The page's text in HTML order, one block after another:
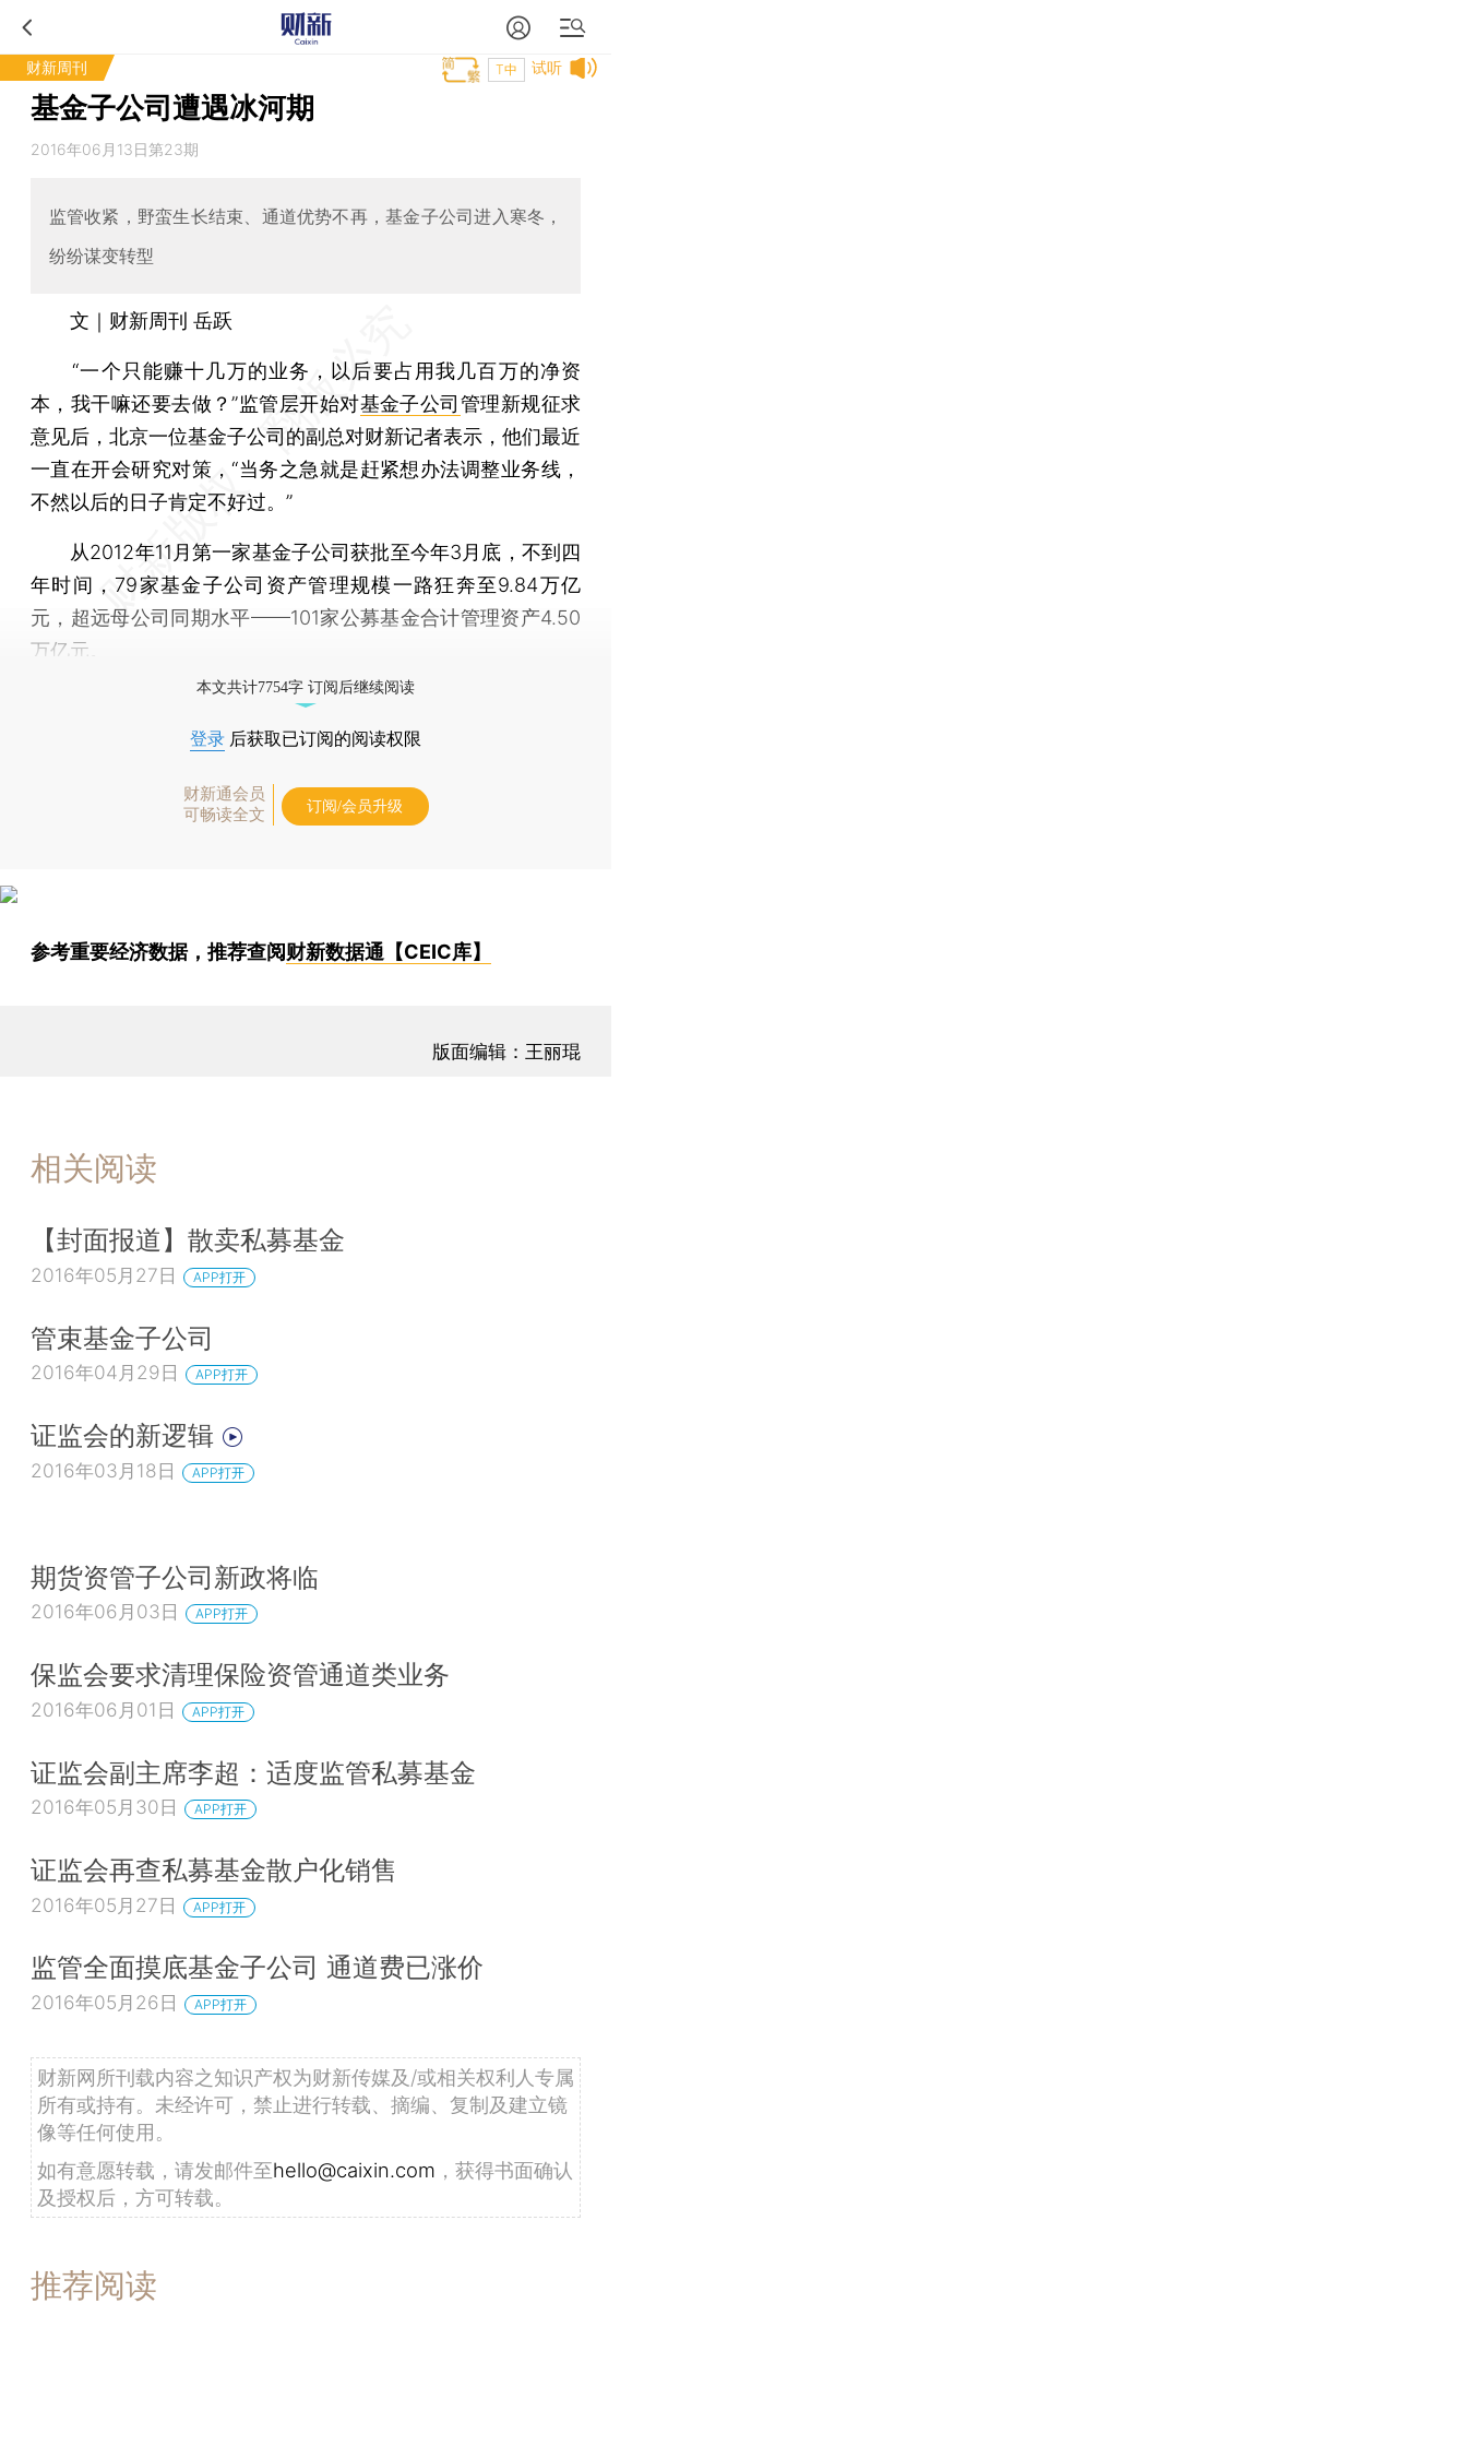
财新周刊 试听
T中
基金子公司遭遇冰河期
2016年06月13日第23期
监管收紧，野蛮生长结束、通道优势不再，基金子公司进入寒冬，
纷纷谋变转型
文｜财新周刊 岳跃
“一个只能赚十几万的业务，以后要占用我几百万的净资
本，我干嘛还要去做？”监管层开始对基金子公司管理新规征求
意见后，北京一位基金子公司的副总对财新记者表示，他们最近
一直在开会研究对策，“当务之急就是赶紧想办法调整业务线，
不然以后的日子肯定不好过。”
从2012年11月第一家基金子公司获批至今年3月底，不到四
年时间，79家基金子公司资产管理规模一路狂奔至9.84万亿
元，超远母公司同期水平——101家公募基金合计管理资产4.50
万亿元。
本文共计7754字 订阅后继续阅读
登录 后获取已订阅的阅读权限
财新通会员
可畅读全文
订阅/会员升级
参考重要经济数据，推荐查阅财新数据通【CEIC库】
版面编辑：王丽琨
相关阅读
【封面报道】散卖私募基金
2016年05月27日 APP打开
管束基金子公司
2016年04月29日 APP打开
证监会的新逻辑
2016年03月18日 APP打开
期货资管子公司新政将临
2016年06月03日 APP打开
保监会要求清理保险资管通道类业务
2016年06月01日 APP打开
证监会副主席李超：适度监管私募基金
2016年05月30日 APP打开
证监会再查私募基金散户化销售
2016年05月27日 APP打开
监管全面摸底基金子公司 通道费已涨价
2016年05月26日 APP打开
财新网所刊载内容之知识产权为财新传媒及/或相关权利人专属
所有或持有。未经许可，禁止进行转载、摘编、复制及建立镜
像等任何使用。
如有意愿转载，请发邮件至hello@caixin.com ，获得书面确认
及授权后，方可转载。
推荐阅读